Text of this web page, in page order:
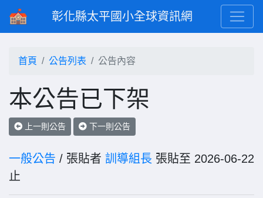
彰化縣太平國小全球資訊網
首頁 公告列表 公告內容
本公告已下架
上一則公告 下一則公告
一般公告 / 張貼者 訓導組長 張貼至 2026-06-22
止